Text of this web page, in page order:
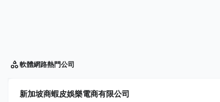
軟體網路熱門公司
新加坡商蝦皮娛樂電商有限公司